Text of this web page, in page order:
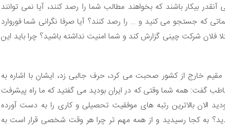
بیکار باشند که بخواهند مطالب شما را رصد کنند، آیا نمی توانند
که جستجو می کنید و … را رصد کنند؟ آیا صرفا نگرانی شما فوروارد
شرکت چینی گزارش کند و شما امنیت نداشته باشید؟ چرا باید این
مقیم خارج از کشور صحبت می کرد، حرف جالبی زد، ایشان با اشاره به
گفت: همه شما وقتی که در ایران بودید می گفتید که ما راه پیشرفت
الان بالاترین رتبه های موفقیت تحصیلی و کاری را به دست آورده
به کجا رسیدید و از همه مهم تر چرا هر وقت شخصی قرار است به